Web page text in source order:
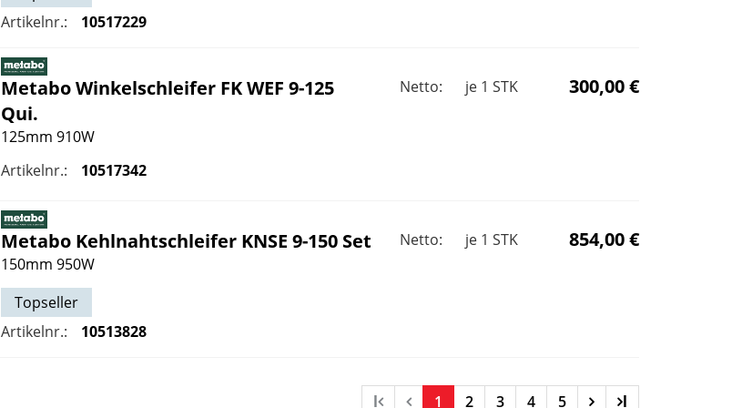
Artikelnr.:
10517229
MetaboWinkelschleifer FK WEF 9-125
Qui.
125mm 910W
Artikelnr.:
10517342
Netto: je 1 STK 300,00 €
MetaboKehlnahtschleifer KNSE 9-150 Set
150mm 950W
Topseller
Artikelnr.:
10513828
Netto: je 1 STK 854,00 €
l 1 2 3 4 5 l